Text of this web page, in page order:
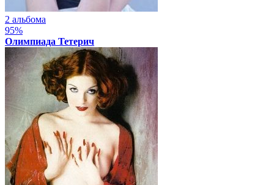
2 альбома
95%
Олимпиада Тетерич